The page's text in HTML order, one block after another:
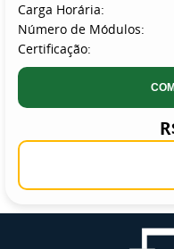
Carga Horária:
Número de Módulos:
Certificação: